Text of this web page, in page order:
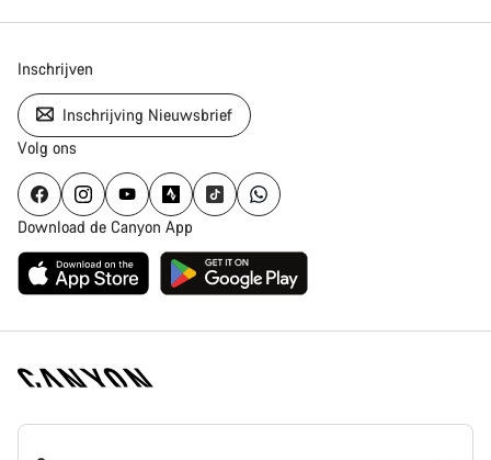
Inschrijven
Inschrijving Nieuwsbrief
Volg ons
Download de Canyon App
Canyon
Homepage